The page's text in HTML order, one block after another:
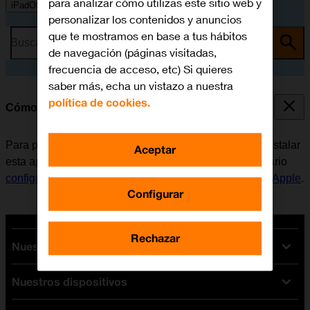
iPadOS 16.3
Busca por problema o tema
Cómo instalar Facebook
Para poder usar Facebook en la tablet, es necesario instalar
esta aplicación. Antes de instalar Facebook, es necesario
configurar la tablet para internetyactivar la Cuenta de Apple.
Nuestras tarifas
Tarifas Orange
Tarifas fibra y móvil
Nuestros dispositivos
personalizar los contenidos y anuncios
que te mostramos en base a tus hábitos
de navegación (páginas visitadas,
frecuencia de acceso, etc) Si quieres
saber más, echa un vistazo a nuestra
política de cookies.
Configurar
Rechazar
Aceptar